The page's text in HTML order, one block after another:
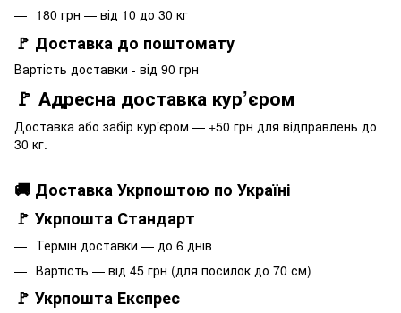
180 грн — від 10 до 30 кг
🚩 Доставка до поштомату
Вартість доставки - від 90 грн
🚩 Адресна доставка кур’єром
Доставка або забір кур’єром — +50 грн для відправлень до
30 кг.
🚚 Доставка Укрпоштою по Україні
🚩 Укрпошта Стандарт
Термін доставки — до 6 днів
Вартість — від 45 грн (для посилок до 70 см)
🚩 Укрпошта Експрес